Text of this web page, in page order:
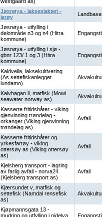
Jøsnøya - lakseslakteri -
lerøy
Jøsnøya - utfylling i
delområde n3 og n4 (Hitra
kommune)
Jøsnøya - utfylling i sjø -
gbnr 123/ 1 og 3 (Hitra
kommune)
Kaldvella, laksekultivering
(As settefiskanlegget
lundamo)
Kalvhagan ii, matfisk (Mowi
seawater norway as)
Kasserte fritidsbåter - viking
gjenvinning trøndelag -
orkanger (Viking gjenvinning
trøndelag as)
Avfall
Kasserte fritidsbåter og
yrkesfartøy - viking
ottersøy as (Viking ottersøy
as)
Avfall
Kjelsberg transport - lagring
av farlig avfall - norva24
(Kjelsberg transport as)
Avfall
Kjærsundet v, matfisk og
settefisk (Namdal rensefisk
as)
Kjøpmannsgata 13 -
mudring og utfylling i nidelva